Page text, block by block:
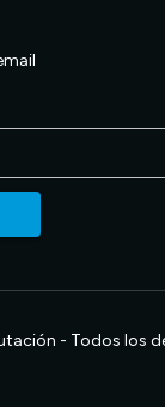
- Todos los